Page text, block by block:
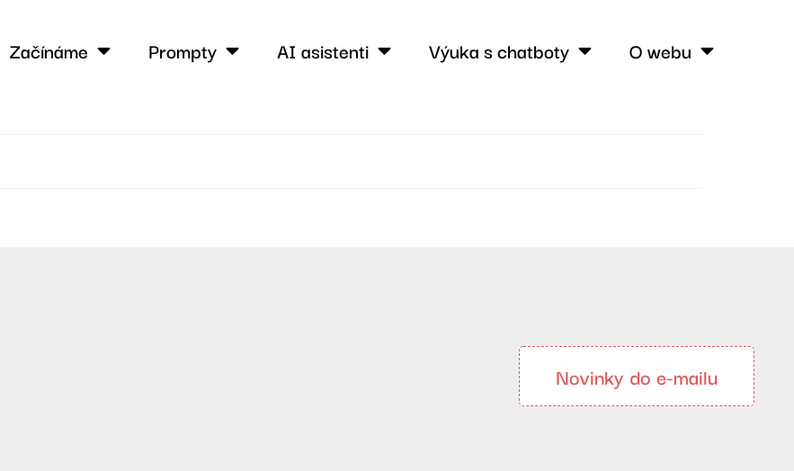
Začínáme Prompty AI asistenti Výuka s chatboty O webu
Novinky do e-mailu